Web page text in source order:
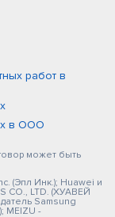
работ в
в ООО
может быть
(Эпл Инк.); Huawei и
CO., LTD. (ХУАВЕЙ
Samsung
MEIZU -